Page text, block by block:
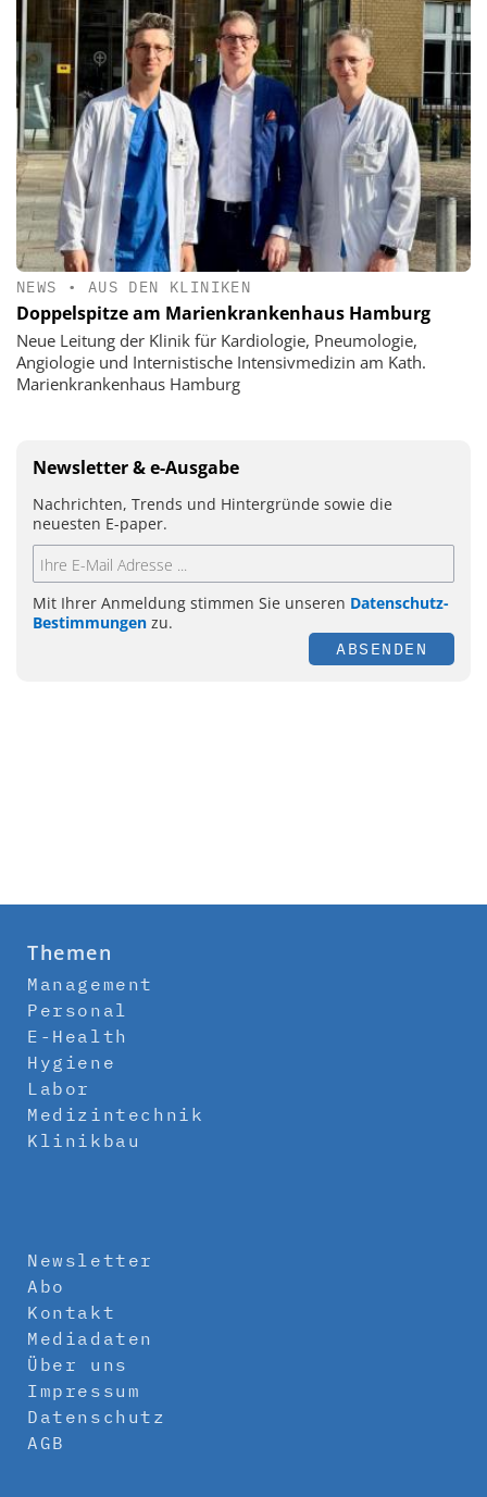
NEWS • AUS DEN KLINIKEN
Doppelspitze am Marienkrankenhaus Hamburg
Neue Leitung der Klinik für Kardiologie, Pneumologie,
Angiologie und Internistische Intensivmedizin am Kath.
Marienkrankenhaus Hamburg
Newsletter & e-Ausgabe
Nachrichten, Trends und Hintergründe sowie die
neuesten E-paper.
Mit Ihrer Anmeldung stimmen Sie unseren Datenschutz-
Bestimmungen zu.
ABSENDEN
Themen
Management
Personal
E-Health
Hygiene
Labor
Medizintechnik
Klinikbau
Newsletter
Abo
Kontakt
Mediadaten
Über uns
Impressum
Datenschutz
AGB